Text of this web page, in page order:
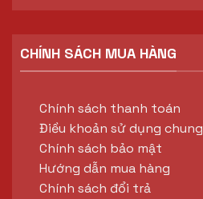
CHÍNH SÁCH MUA HÀNG
Chính sách thanh toán
Điều khoản sử dụng chung
Chính sách bảo mật
Hướng dẫn mua hàng
Chính sách đổi trả